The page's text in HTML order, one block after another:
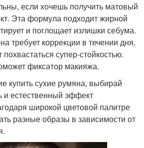
если хочешь получить матовый
Эта формула подходит жирной
и поглощает излишки себума.
требует коррекции в течении дня,
супер-стойкостью.
фиксатор макияжа.
купить сухие румяна, выбирай
и естественный эффект
широкой цветовой палитре
разные образы в зависимости от